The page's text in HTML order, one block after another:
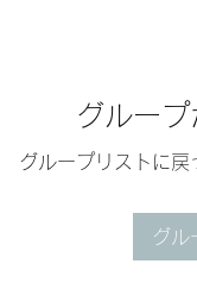
グルー
グループリストに
グル